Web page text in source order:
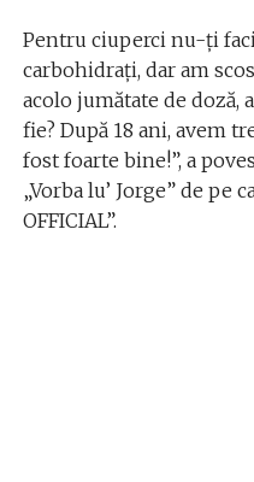
Pentru ciuperci nu-ți
carbohidrați, dar am
acolo jumătate de doză,
fie? După 18 ani, avem
fost foarte bine!”, a
„Vorba lu’ Jorge” de pe
OFFICIAL”.